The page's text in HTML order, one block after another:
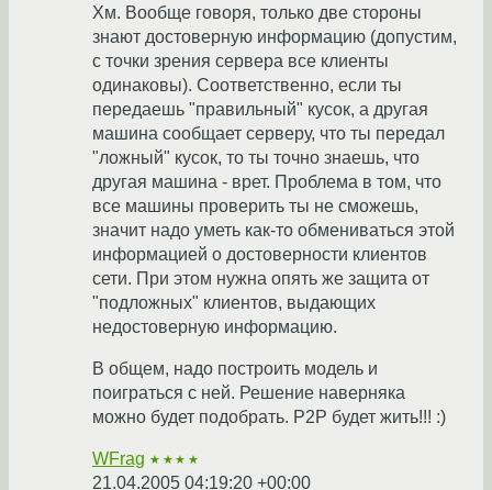
Хм. Вообще говоря, только две стороны
знают достоверную информацию (допустим,
с точки зрения сервера все клиенты
одинаковы). Соответственно, если ты
передаешь "правильный" кусок, а другая
машина сообщает серверу, что ты передал
"ложный" кусок, то ты точно знаешь, что
другая машина - врет. Проблема в том, что
все машины проверить ты не сможешь,
значит надо уметь как-то обмениваться этой
информацией о достоверности клиентов
сети. При этом нужна опять же защита от
"подложных" клиентов, выдающих
недостоверную информацию.
В общем, надо построить модель и
поиграться с ней. Решение наверняка
можно будет подобрать. P2P будет жить!!! :)
WFrag ★★★★
21.04.2005 04:19:20 +00:00